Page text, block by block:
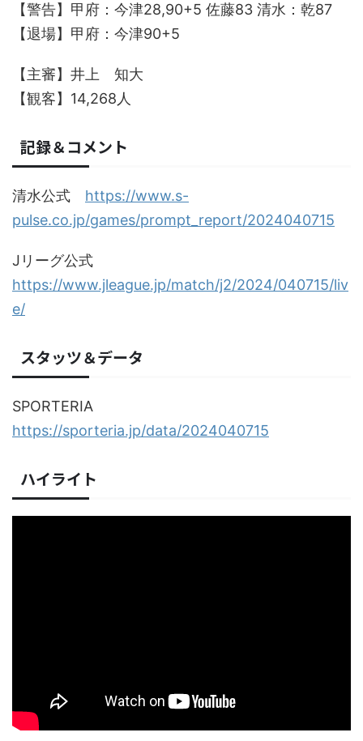
【警告】甲府：今津28,90+5 佐藤83 清水：乾87
【退場】甲府：今津90+5
【主審】井上 知大
【観客】14,268人
記録＆コメント
清水公式 https://www.s-
pulse.co.jp/games/prompt_report/2024040715
Jリーグ公式
https://www.jleague.jp/match/j2/2024/040715/liv
e/
スタッツ＆データ
SPORTERIA
https://sporteria.jp/data/2024040715
ハイライト